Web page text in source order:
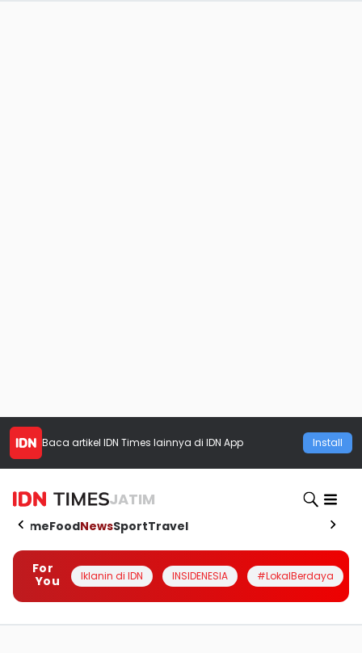
Baca artikel IDN Times lainnya di IDN App Install
JATIM
HomeFoodNewsSportTravel
For
You
Iklanin di IDN INSIDENESIA #LokalBerdaya